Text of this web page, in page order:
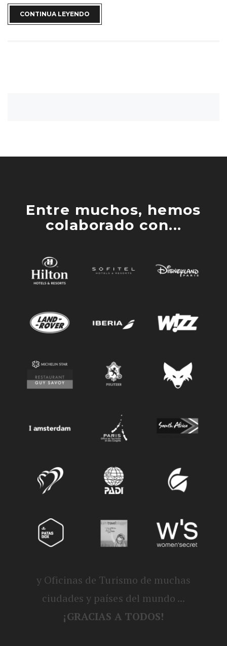
CONTINUA LEYENDO
Entre muchos, hemos
colaborado con...
y Oficinas de Turismo de muchas
ciudades y países del mundo ...
¡GRACIAS A TODOS!